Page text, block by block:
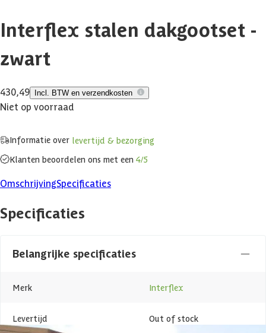
Interflex stalen dakgootset -
zwart
430,49 Incl. BTW en verzendkosten
Niet op voorraad
Informatie over levertijd & bezorging
Klanten beoordelen ons met een 4/5
OmschrijvingSpecificaties
Specificaties
Belangrijke specificaties
Merk Interflex
Levertijd Out of stock